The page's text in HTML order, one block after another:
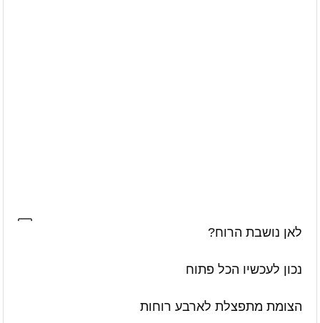
לאן נושבת הרוח?
נכון לעכשיו הכל פתוח
הצומת מתפצלת לארבע רוחות